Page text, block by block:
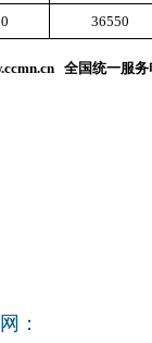
36550
全国统一服务
：